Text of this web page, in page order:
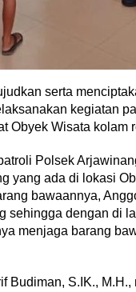
serta
kegiatan
Obyek Wisata kolam
Polsek
yang ada di lokasi
bawaannya,
sehingga dengan di
menjaga barang
Budiman, S.IK.,